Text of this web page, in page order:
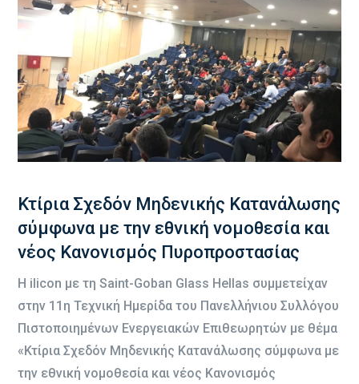
Κτίρια Σχεδόν Μηδενικής Κατανάλωσης
σύμφωνα με την εθνική νομοθεσία και
νέος Κανονισμός Πυροπροστασίας
Η ilicon με τη Saint-Goban Glass Hellas συμμετείχαν
στην 11η Τεχνική Ημερίδα του Πανελλήνιου Συλλόγου
Πιστοποιημένων Ενεργειακών Επιθεωρητών με θέμα
«Κτίρια Σχεδόν Μηδενικής Κατανάλωσης σύμφωνα με
την εθνική νομοθεσία και νέος Κανονισμός